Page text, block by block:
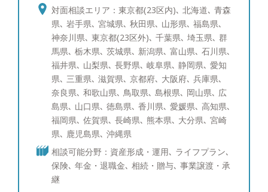
た。 その後総合金融代理店を創業し、ファイナン
シャルプランナーとして幅広いお客様の経済的課題
に向き合って参りました。 このような経験から資
産運用のご相談はもちろんのこと、将来の相続対策
や節税対策など幅広い解決策をご提案できます。
お客様に寄り添い、中立的立場からフラットな目線
でお話させていただきます。セカンドオピニオンと
してでも構いませんので、まずはお気軽にご相談く
ださい。 ●得意な商品・サービス 日本株式（中小
型株）、日本株式（大型株）、米国株式、先進国債
券、社債、仕組債、投資信託、ポートフォリオコン
サルティング、生命保険 ●趣味 車、教育について
の勉強、グルメ、ゴルフ、ワインを飲むこと、時
計・装飾品 ※ゴルフのスコア：100
対面相談エリア：東京都(23区内)､ 北海道､ 青森
県､ 岩手県､ 宮城県､ 秋田県､ 山形県､ 福島県､
神奈川県､ 東京都(23区外)､ 千葉県､ 埼玉県､ 群
馬県､ 栃木県､ 茨城県､ 新潟県､ 富山県､ 石川県､
福井県､ 山梨県､ 長野県､ 岐阜県､ 静岡県､ 愛知
県､ 三重県､ 滋賀県､ 京都府､ 大阪府､ 兵庫県､
奈良県､ 和歌山県､ 鳥取県､ 島根県､ 岡山県､ 広
島県､ 山口県､ 徳島県､ 香川県､ 愛媛県､ 高知県､
福岡県､ 佐賀県､ 長崎県､ 熊本県､ 大分県､ 宮崎
県､ 鹿児島県､ 沖縄県
相談可能分野：資産形成・運用､ ライフプラン､
保険､ 年金・退職金､ 相続・贈与､ 事業譲渡・承
継